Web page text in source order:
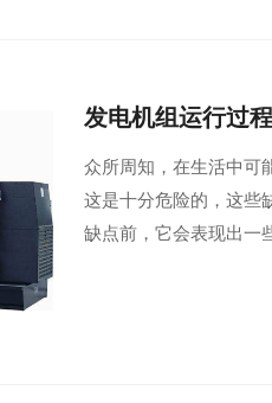
发电机组运行过
众所周知，在生活中可
这是十分危险的，这些
缺点前，它会表现出一